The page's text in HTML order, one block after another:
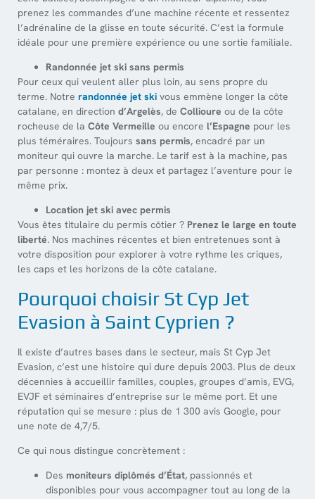
prenez les commandes d’une machine récente et ressentez
l’adrénaline de la glisse en toute sécurité. C’est la formule
idéale pour une première expérience ou une sortie familiale.
Randonnée jet ski sans permis
Pour ceux qui veulent aller plus loin, au sens propre du
terme. Notre randonnée jet ski vous emmène longer la côte
catalane, en direction d’Argelès, de Collioure ou de la côte
rocheuse de la Côte Vermeille ou encore l’Espagne pour les
plus téméraires. Toujours sans permis, encadré par un
moniteur qui ouvre la marche. Le tarif est à la machine, pas
par personne : montez à deux et partagez l’aventure pour le
même prix.
Location jet ski avec permis
Vous êtes titulaire du permis côtier ? Prenez le large en toute
liberté. Nos machines récentes et bien entretenues sont à
votre disposition pour explorer à votre rythme les criques,
les caps et les horizons de la côte catalane.
Pourquoi choisir St Cyp Jet
Evasion à Saint Cyprien ?
Il existe d’autres bases dans le secteur, mais St Cyp Jet
Evasion, c’est une histoire qui dure depuis 2003. Plus de deux
décennies à accueillir familles, couples, groupes d’amis, EVG,
EVJF et séminaires d’entreprise sur le même port. Et une
réputation qui se mesure : plus de 1 300 avis Google, pour
une note de 4,7/5.
Ce qui nous distingue concrètement :
Des moniteurs diplômés d’État, passionnés et
disponibles pour vous accompagner tout au long de la